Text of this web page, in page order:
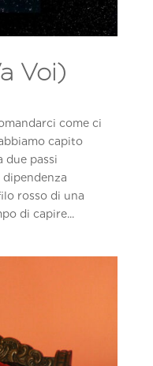
Voi)
come ci
capito
due passi
dipendenza
rosso di una
di capire...